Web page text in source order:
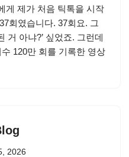
게 제가 처음 틱톡을 시작
회였습니다. 37회요. 그
거 아냐?’ 싶었죠. 그런데
120만 회를 기록한 영상
2026